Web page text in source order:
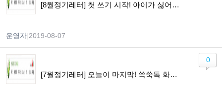
[8월정기레터] 첫 쓰기 시작! 아이가 싫어할 때, 몇 가지 Tip을 알려드려요~
운영자 2019-08-07
[7월정기레터] 오늘이 마지막! 쑥쑥톡 화상영어최대 25% 할인 + 무료 레벨테스트 / 쑥쑥 북클럽 소개
0